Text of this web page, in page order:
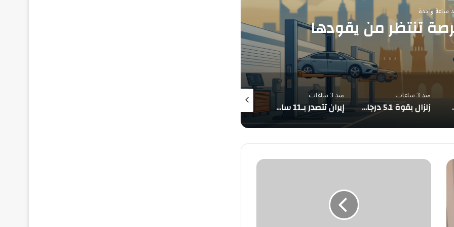
ساعة واحدة
تنتظر من يقودها
الأمل
منذ 3 ساعات
زلزال بقوة 5.1 درجات يضرب محافظة كوماموتو اليابانية دون ضحايا
منذ 3 ساعات
إيران تتصدر بـ11 ساعة.. رصد 31 ساعة من الحالات الغبارية في الإقليم خلال 5 أغسطس
منذ 4 ساعات
معبر